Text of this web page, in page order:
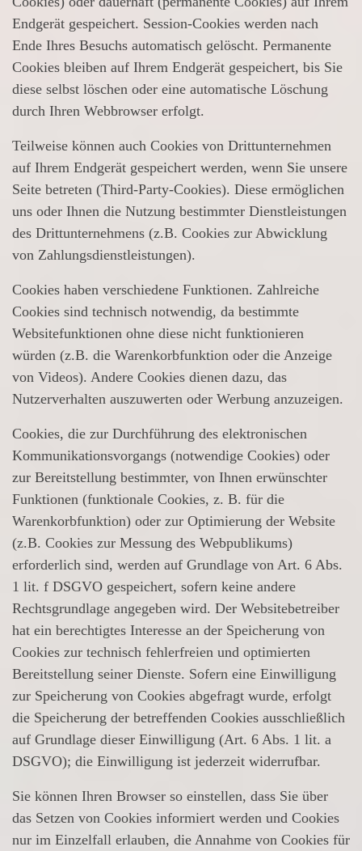
Endgerät gespeichert. Session-Cookies werden nach
Ende Ihres Besuchs automatisch gelöscht. Permanente
Cookies bleiben auf Ihrem Endgerät gespeichert, bis Sie
diese selbst löschen oder eine automatische Löschung
durch Ihren Webbrowser erfolgt.
Teilweise können auch Cookies von Drittunternehmen
auf Ihrem Endgerät gespeichert werden, wenn Sie unsere
Seite betreten (Third-Party-Cookies). Diese ermöglichen
uns oder Ihnen die Nutzung bestimmter Dienstleistungen
des Drittunternehmens (z.B. Cookies zur Abwicklung
von Zahlungsdienstleistungen).
Cookies haben verschiedene Funktionen. Zahlreiche
Cookies sind technisch notwendig, da bestimmte
Websitefunktionen ohne diese nicht funktionieren
würden (z.B. die Warenkorbfunktion oder die Anzeige
von Videos). Andere Cookies dienen dazu, das
Nutzerverhalten auszuwerten oder Werbung anzuzeigen.
Cookies, die zur Durchführung des elektronischen
Kommunikationsvorgangs (notwendige Cookies) oder
zur Bereitstellung bestimmter, von Ihnen erwünschter
Funktionen (funktionale Cookies, z. B. für die
Warenkorbfunktion) oder zur Optimierung der Website
(z.B. Cookies zur Messung des Webpublikums)
erforderlich sind, werden auf Grundlage von Art. 6 Abs.
1 lit. f DSGVO gespeichert, sofern keine andere
Rechtsgrundlage angegeben wird. Der Websitebetreiber
hat ein berechtigtes Interesse an der Speicherung von
Cookies zur technisch fehlerfreien und optimierten
Bereitstellung seiner Dienste. Sofern eine Einwilligung
zur Speicherung von Cookies abgefragt wurde, erfolgt
die Speicherung der betreffenden Cookies ausschließlich
auf Grundlage dieser Einwilligung (Art. 6 Abs. 1 lit. a
DSGVO); die Einwilligung ist jederzeit widerrufbar.
Sie können Ihren Browser so einstellen, dass Sie über
das Setzen von Cookies informiert werden und Cookies
nur im Einzelfall erlauben, die Annahme von Cookies für